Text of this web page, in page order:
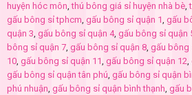
huyện hóc môn,thú bông giá sỉ huyện nhà bè,
gấu bông sỉ tphcm, gấu bông sỉ quận 1, gấu
quận 3, gấu bông sỉ quận 4, gấu bông sỉ quận
bông sỉ quận 7, gấu bông sỉ quận 8, gấu bông
10, gấu bông sỉ quận 11, gấu bông sỉ quận 12,
gấu bông sỉ quận tân phú, gấu bông sỉ quận
phú nhuận, gấu bông sỉ quận bình thạnh, gấu